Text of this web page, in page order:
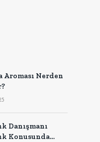
Aroması Nerden
Danışmanı
Konusunda